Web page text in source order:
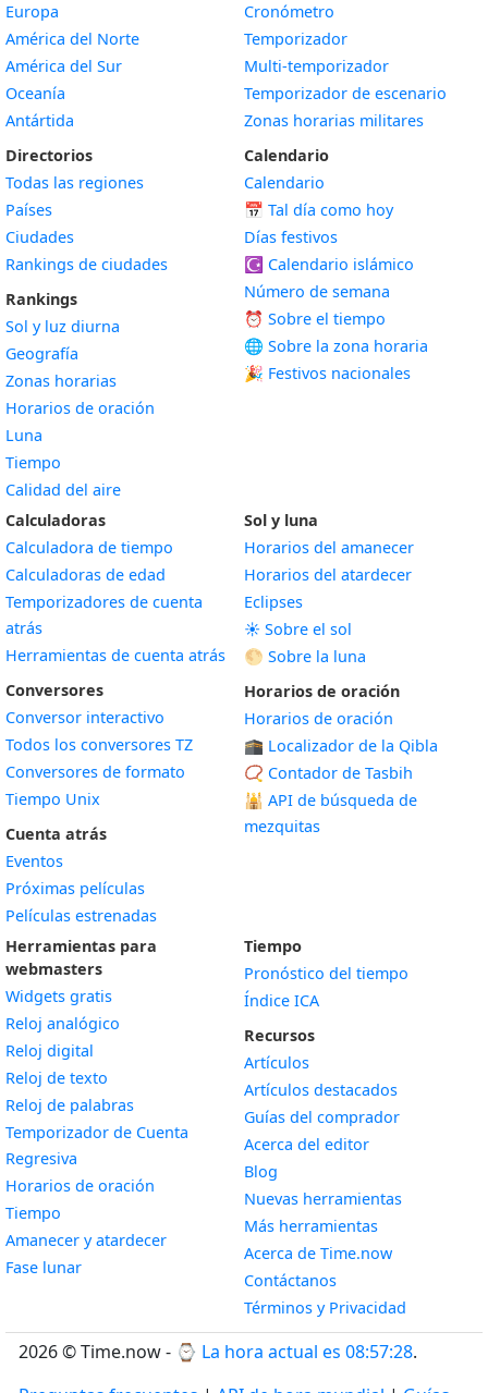
Europa
América del Norte
América del Sur
Oceanía
Antártida
Directorios
Todas las regiones
Países
Ciudades
Rankings de ciudades
Rankings
Sol y luz diurna
Geografía
Zonas horarias
Horarios de oración
Luna
Tiempo
Calidad del aire
Cronómetro
Temporizador
Multi-temporizador
Temporizador de escenario
Zonas horarias militares
Calendario
Calendario
📅 Tal día como hoy
Días festivos
☪️ Calendario islámico
Número de semana
⏰ Sobre el tiempo
🌐 Sobre la zona horaria
🎉 Festivos nacionales
Calculadoras
Calculadora de tiempo
Calculadoras de edad
Temporizadores de cuenta
atrás
Herramientas de cuenta atrás
Conversores
Conversor interactivo
Todos los conversores TZ
Conversores de formato
Tiempo Unix
Cuenta atrás
Eventos
Próximas películas
Películas estrenadas
Sol y luna
Horarios del amanecer
Horarios del atardecer
Eclipses
☀️ Sobre el sol
🌕 Sobre la luna
Horarios de oración
Horarios de oración
🕋 Localizador de la Qibla
📿 Contador de Tasbih
🕌 API de búsqueda de
mezquitas
Herramientas para
webmasters
Widgets gratis
Reloj analógico
Reloj digital
Reloj de texto
Reloj de palabras
Temporizador de Cuenta
Regresiva
Horarios de oración
Tiempo
Amanecer y atardecerWidget
Fase lunarWidget
Tiempo
Pronóstico del tiempo
Índice ICA
Recursos
Artículos
Artículos destacados
Guías del comprador
Acerca del editor
Blog
Nuevas herramientas
Más herramientas
Acerca de Time.now
Contáctanos
Términos y Privacidad
2026 © Time.now - ⌚ La hora actual es 08:57:29.